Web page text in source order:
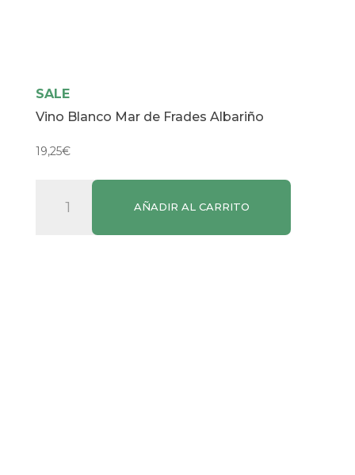
SALE
Vino Blanco Mar de Frades Albariño
19,25€
Blanco
AÑADIR AL CARRITO